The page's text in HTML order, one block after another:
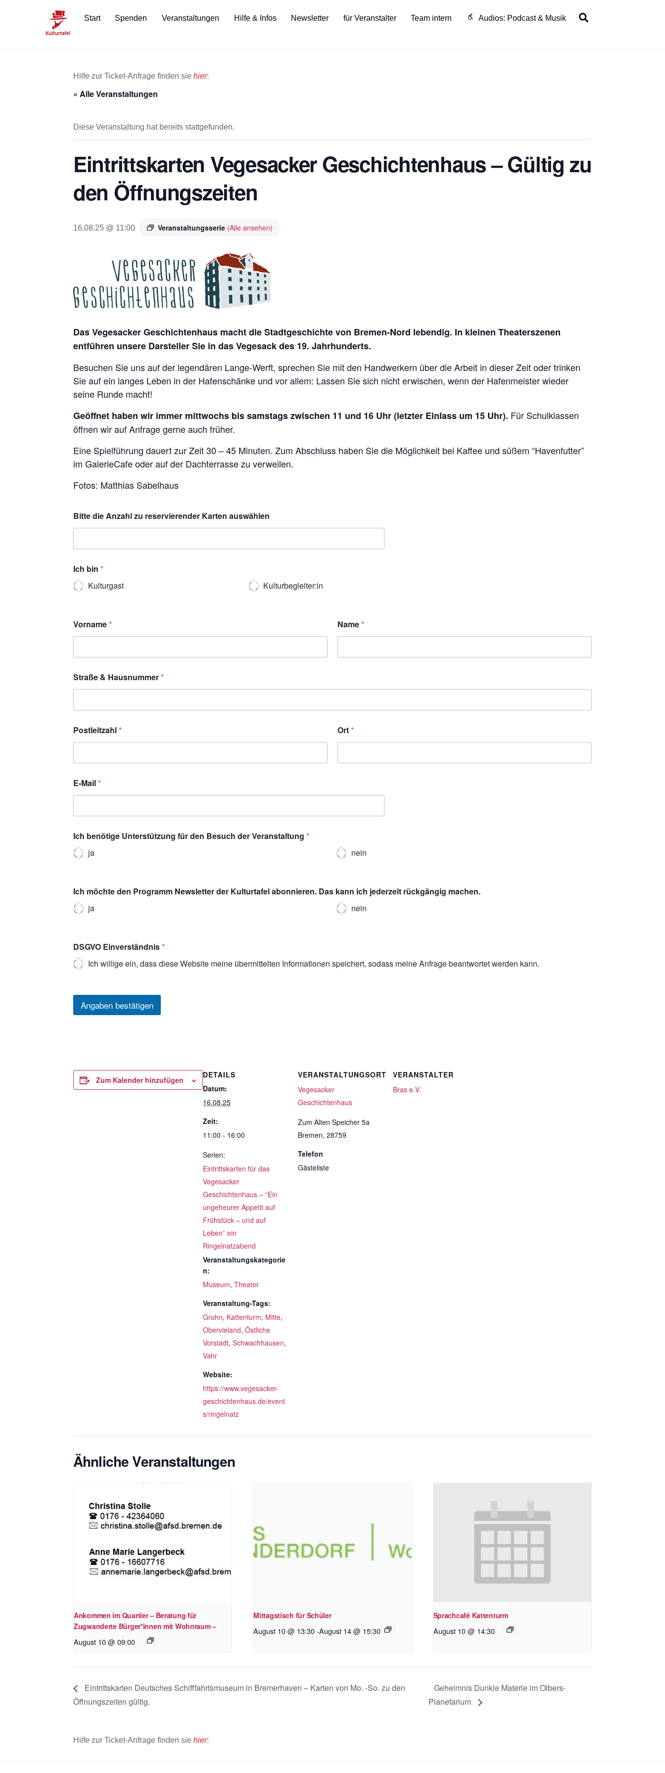
Start Spenden Veranstaltungen Hilfe & Infos Newsletter für Veranstalter Team intern Audios: Podcast & Musik
Hilfe zur Ticket-Anfrage finden sie hier:
« Alle Veranstaltungen
Diese Veranstaltung hat bereits stattgefunden.
Eintrittskarten Vegesacker Geschichtenhaus – Gültig zu
den Öffnungszeiten
16.08.25 @ 11:00 Veranstaltungsserie (Alle ansehen)
Das Vegesacker Geschichtenhaus macht die Stadtgeschichte von Bremen-Nord lebendig. In kleinen Theaterszenen
entführen unsere Darsteller Sie in das Vegesack des 19. Jahrhunderts.
Besuchen Sie uns auf der legendären Lange-Werft, sprechen Sie mit den Handwerkern über die Arbeit in dieser Zeit oder trinken
Sie auf ein langes Leben in der Hafenschänke und vor allem: Lassen Sie sich nicht erwischen, wenn der Hafenmeister wieder
seine Runde macht!
Geöffnet haben wir immer mittwochs bis samstags zwischen 11 und 16 Uhr (letzter Einlass um 15 Uhr). Für Schulklassen
öffnen wir auf Anfrage gerne auch früher.
Eine Spielführung dauert zur Zeit 30 – 45 Minuten. Zum Abschluss haben Sie die Möglichkeit bei Kaffee und süßem “Havenfutter”
im GalerieCafe oder auf der Dachterrasse zu verweilen.
Fotos: Matthias Sabelhaus
Bitte die Anzahl zu reservierender Karten auswählen
Ich bin *
Kulturgast
Kulturbegleiter:in
Vorname* Name*
Straße & Hausnummer*
Postleitzahl* Ort*
E-Mail*
Ich benötige Unterstützung für den Besuch der Veranstaltung *
ja
nein
Ich möchte den Programm Newsletter der Kulturtafel abonnieren. Das kann ich jederzeit rückgängig machen.
ja
nein
DSGVO Einverständnis*
Ich willige ein, dass diese Website meine übermittelten Informationen speichert, sodass meine Anfrage beantwortet werden kann.
Angaben bestätigen
Zum Kalender hinzufügen
DETAILS
Datum:
16.08.25
Zeit:
11:00 - 16:00
Serien:
Eintrittskarten für das
Vegesacker
Geschichtenhaus – “Ein
ungeheurer Appetit auf
Frühstück – und auf
Leben” ein
Ringelnatzabend
Veranstaltungskategorie
n:
Museum, Theater
Veranstaltung-Tags:
Grohn, Kattenturm, Mitte,
Obervieland, Östliche
Vorstadt, Schwachhausen,
Vahr
Website:
https://www.vegesacker-
geschichtenhaus.de/event
s/ringelnatz
VERANSTALTUNGSORT
Vegesacker
Geschichtenhaus
Zum Alten Speicher 5a
Bremen, 28759
Telefon
Gästeliste
VERANSTALTER
Bras e.V.
Ähnliche Veranstaltungen
Ankommen im Quartier – Beratung für
Zugwanderte Bürger*innen mit Wohnraum –
August 10 @ 09:00
Mittagstisch für Schüler
August 10 @ 13:30 -August 14 @ 15:30
Sprachcafé Kattenturm
August 10 @ 14:30
Eintrittskarten Deutsches Schifffahrtsmuseum in Bremerhaven – Karten von Mo. -So. zu den
Öffnungszeiten gültig.
Geheimnis Dunkle Materie im Olbers-
Planetarium
Hilfe zur Ticket-Anfrage finden sie hier: